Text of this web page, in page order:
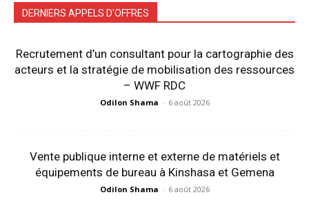
DERNIERS APPELS D'OFFRES
Recrutement d’un consultant pour la cartographie des
acteurs et la stratégie de mobilisation des ressources
– WWF RDC
Odilon Shama - 6 août 2026
Vente publique interne et externe de matériels et
équipements de bureau à Kinshasa et Gemena
Odilon Shama - 6 août 2026